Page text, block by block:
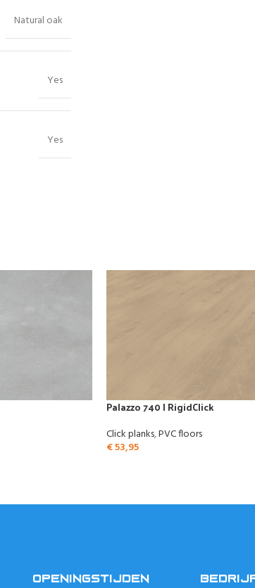
Natural oak
Yes
Yes
Palazzo 740 | RigidClick
Click planks,PVC floors
€53,95
OPENINGSTIJDEN